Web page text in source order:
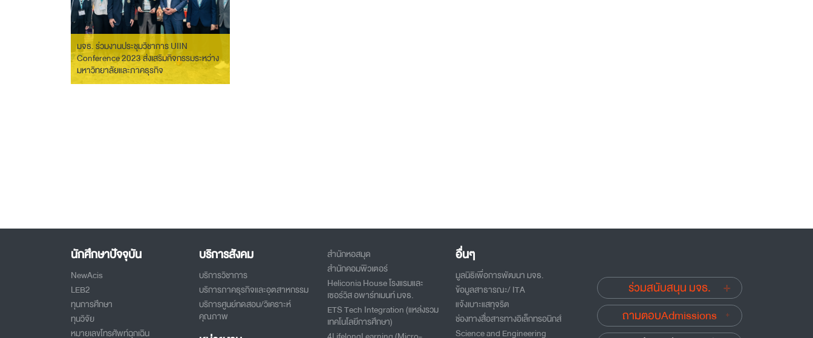
มจธ. ร่วมงานประชุมวิชาการ UIIN
Conference 2023 ส่งเสริมกิจกรรมระหว่าง
มหาวิทยาลัยและภาคธุรกิจ
นักศึกษาปัจจุบัน
NewAcis
LEB2
ทุนการศึกษา
ทุนวิจัย
หมายเลขโทรศัพท์ฉุกเฉิน
บริการสังคม
บริการวิชาการ
บริการภาคธุรกิจและอุตสาหกรรม
บริการศูนย์ทดสอบ/วิเคราะห์
คุณภาพ
สำนักหอสมุด
สำนักคอมพิวเตอร์
Heliconia House โรงแรมและ
เซอร์วิส อพาร์ทเมนท์ มจธ.
ETS Tech Integration (แหล่งรวม
เทคโนโลยีการศึกษา)
อื่นๆ
มูลนิธิเพื่อการพัฒนา มจธ.
ข้อมูลสาธารณะ/ ITA
แจ้งเบาะแสทุจริต
ช่องทางสื่อสารทางอิเล็กทรอนิกส์
Science and Engineering
ร่วมสนับสนุน มจธ.
ถามตอบAdmissions